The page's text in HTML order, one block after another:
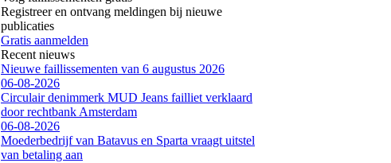
Registreer en ontvang meldingen bij nieuwe
publicaties
Gratis aanmelden
Recent nieuws
Nieuwe faillissementen van 6 augustus 2026
06-08-2026
Circulair denimmerk MUD Jeans failliet verklaard
door rechtbank Amsterdam
06-08-2026
Moederbedrijf van Batavus en Sparta vraagt uitstel
van betaling aan